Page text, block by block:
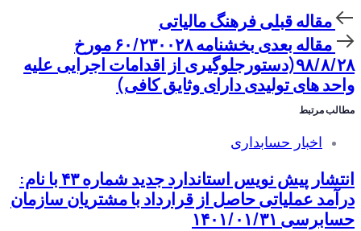
مقاله
قبلی
مقاله قبلیفرهنگ مالیاتی
مقاله
بعدی
مقاله بعدی
بخشنامه ۶۰/۲۳۰۰۲۸ مورخ
۹۸/۸/۲۸(دستورجلوگیری از اقدامات اجرایی علیه
واحد های تولیدی دارای وثایق کافی)
مطالب مرتبط
اخبار حسابداری
انتشار پیش نویس استاندارد جدید شماره ۴۳ با نام:
درآمد عملیاتی حاصل از قرارداد با مشتریان سازمان
حسابرسی ۱۴۰۱/۰۱/۳۱